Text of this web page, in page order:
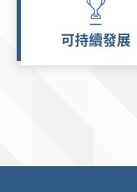
可持續發展